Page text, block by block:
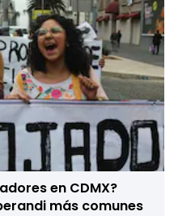
en CDMX?
más comunes